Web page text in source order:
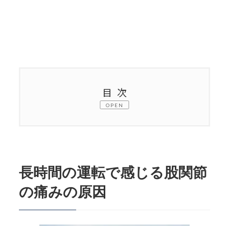
目次
OPEN
エクササイズ
3.長距離を運転した後に痛みを残さない
長時間の運転で感じる股関節
の痛みの原因